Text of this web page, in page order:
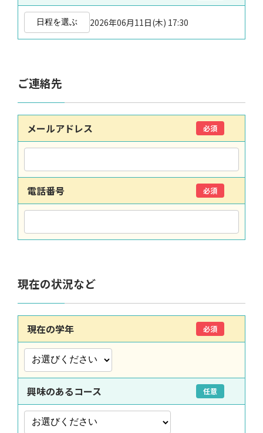
日程を選ぶ 2026年06月11日(木) 17:30
ご連絡先
メールアドレス 必須
電話番号 必須
現在の状況など
現在の学年 必須
興味のあるコース 任意